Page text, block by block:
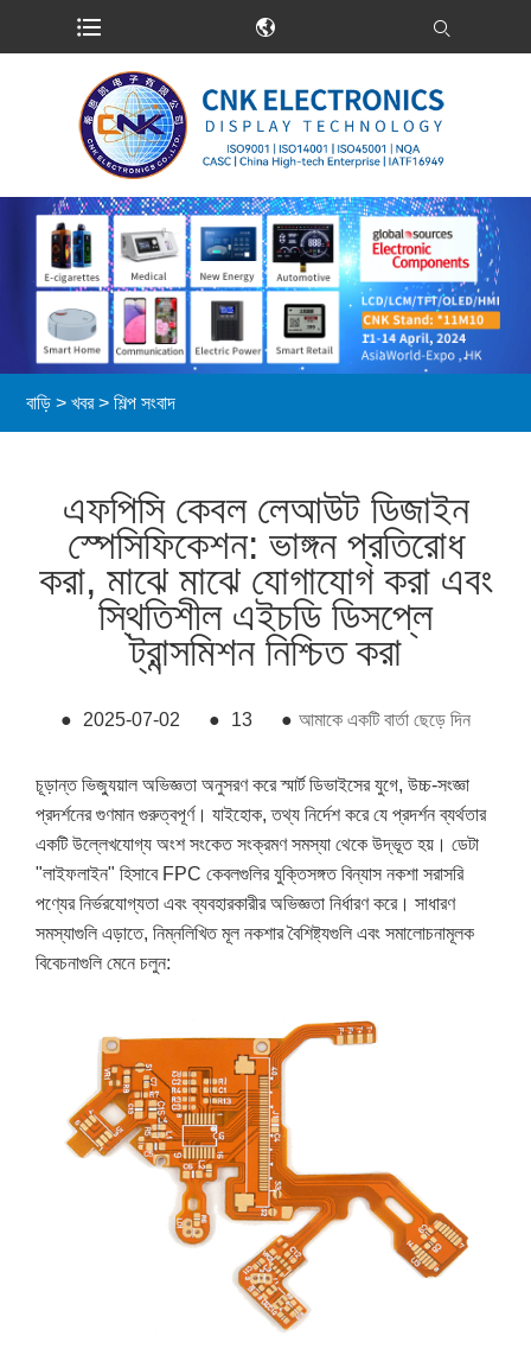
বাড়ি > খবর>শিল্প সংবাদ
এফপিসি কেবল লেআউট ডিজাইন
স্পেসিফিকেশন: ভাঙ্গন প্রতিরোধ
করা, মাঝে মাঝে যোগাযোগ করা এবং
স্থিতিশীল এইচডি ডিসপ্লে
ট্রান্সমিশন নিশ্চিত করা
● 2025-07-02 ● 13 ● আমাকে একটি বার্তা ছেড়ে দিন
চূড়ান্ত ভিজ্যুয়াল অভিজ্ঞতা অনুসরণ করে স্মার্ট ডিভাইসের যুগে, উচ্চ-সংজ্ঞা
প্রদর্শনের গুণমান গুরুত্বপূর্ণ। যাইহোক, তথ্য নির্দেশ করে যে প্রদর্শন ব্যর্থতার
একটি উল্লেখযোগ্য অংশ সংকেত সংক্রমণ সমস্যা থেকে উদ্ভূত হয়। ডেটা
"লাইফলাইন" হিসাবে FPC কেবলগুলির যুক্তিসঙ্গত বিন্যাস নকশা সরাসরি
পণ্যের নির্ভরযোগ্যতা এবং ব্যবহারকারীর অভিজ্ঞতা নির্ধারণ করে। সাধারণ
সমস্যাগুলি এড়াতে, নিম্নলিখিত মূল নকশার বৈশিষ্ট্যগুলি এবং সমালোচনামূলক
বিবেচনাগুলি মেনে চলুন: